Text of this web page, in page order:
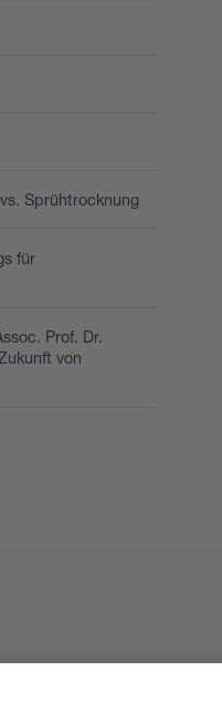
Sprühtrocknung
für
Prof. Dr.
von